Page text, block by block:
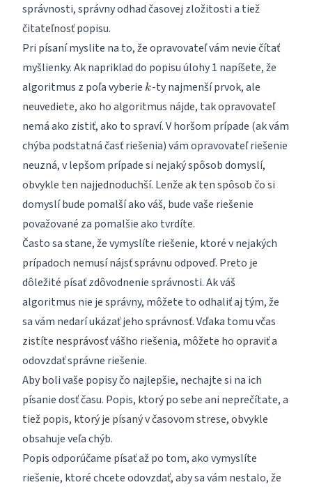
správnosti, správny odhad časovej zložitosti a tiež
čitateľnosť popisu.
Pri písaní myslite na to, že opravovateľ vám nevie čítať
myšlienky. Ak napriklad do popisu úlohy 1 napíšete, že
algoritmus z poľa vyberie k
k-ty najmenší prvok, ale
neuvediete, ako ho algoritmus nájde, tak opravovateľ
nemá ako zistiť, ako to spraví. V horšom prípade (ak vám
chýba podstatná časť riešenia) vám opravovateľ riešenie
neuzná, v lepšom prípade si nejaký spôsob domyslí,
obvykle ten najjednoduchší. Lenže ak ten spôsob čo si
domyslí bude pomalší ako váš, bude vaše riešenie
považované za pomalšie ako tvrdíte.
Často sa stane, že vymyslíte riešenie, ktoré v nejakých
prípadoch nemusí nájsť správnu odpoveď. Preto je
dôležité písať zdôvodnenie správnosti. Ak váš
algoritmus nie je správny, môžete to odhaliť aj tým, že
sa vám nedarí ukázať jeho správnosť. Vďaka tomu včas
zistíte nesprávosť vášho riešenia, môžete ho opraviť a
odovzdať správne riešenie.
Aby boli vaše popisy čo najlepšie, nechajte si na ich
písanie dosť času. Popis, ktorý po sebe ani neprečítate, a
tiež popis, ktorý je písaný v časovom strese, obvykle
obsahuje veľa chýb.
Popis odporúčame písať až po tom, ako vymyslíte
riešenie, ktoré chcete odovzdať, aby sa vám nestalo, že